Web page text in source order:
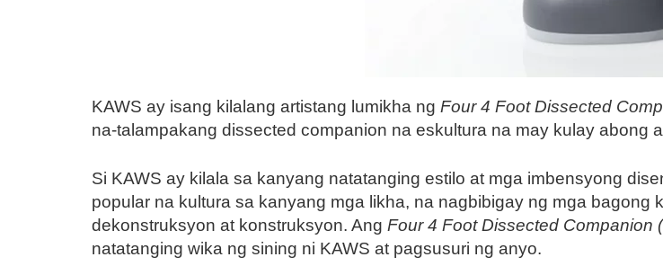
KAWS ay isang kilalang artistang lumikha ng Four 4 Foot Dissected
na-talampakang dissected companion na eskultura na may kulay abong
Si KAWS ay kilala sa kanyang natatanging estilo at mga imbensyong
popular na kultura sa kanyang mga likha, na nagbibigay ng mga bagong
dekonstruksyon at konstruksyon. Ang Four 4 Foot Dissected Companion
natatanging wika ng sining ni KAWS at pagsusuri ng anyo.